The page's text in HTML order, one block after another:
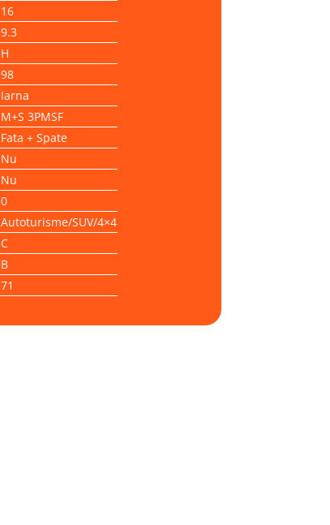
16
9.3
H
98
Iarna
M+S 3PMSF
Fata + Spate
Nu
Nu
0
Autoturisme/SUV/4×4
C
B
71